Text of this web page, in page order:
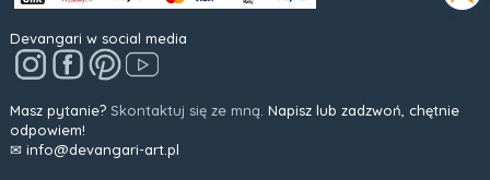
Devangari w social media
Masz pytanie? Skontaktuj się ze mną. Napisz lub zadzwoń, chętnie
odpowiem!
✉ info@devangari-art.pl